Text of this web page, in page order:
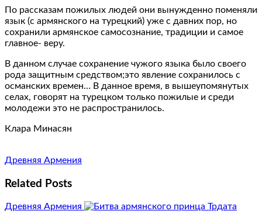
По рассказам пожилых людей они вынужденно поменяли
язык (с армянского на турецкий) уже с давних пор, но
сохранили армянское самосознание, традиции и самое
главное- веру.
В данном случае сохранение чужого языка было своего
рода защитным средством;это явление сохранилось с
османских времен… В данное время, в вышеупомянутых
селах, говорят на турецком только пожилые и среди
молодежи это не распространилось.
Клара Минасян
Древняя Армения
Related Posts
Древняя Армения